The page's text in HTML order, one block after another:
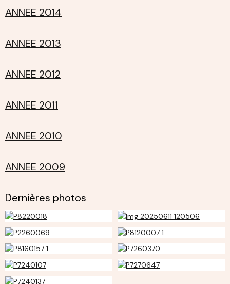
ANNEE 2014
ANNEE 2013
ANNEE 2012
ANNEE 2011
ANNEE 2010
ANNEE 2009
Dernières photos